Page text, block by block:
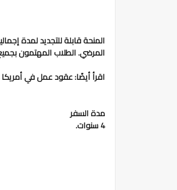
المنحة قابلة للتجديد لمدة
المرضي. الطلاب المهتمون
اقرأ أيضًا: عقود عمل في أمريكا 2024 مع توفير الإقامة الدائمة والتذاكر 🇺🇸
مدة السفر
4 سنوات.